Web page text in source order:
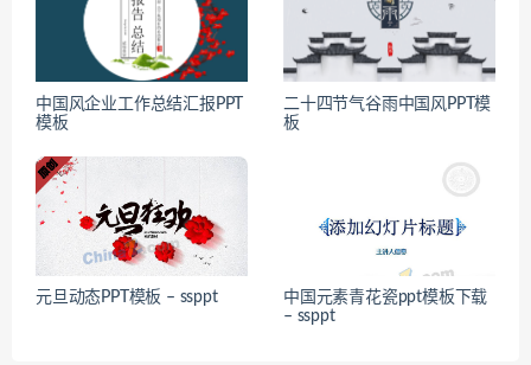
中国风企业工作总结汇报PPT
模板
二十四节气谷雨中国风PPT模
板
元旦动态PPT模板 – ssppt
中国元素青花瓷ppt模板下载
– ssppt